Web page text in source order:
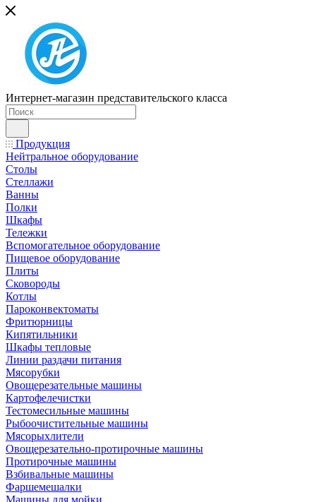
Интернет-магазин представительского класса
Продукция
Нейтральное оборудование
Столы
Стеллажи
Ванны
Полки
Шкафы
Тележки
Вспомогательное оборудование
Пищевое оборудование
Плиты
Сковороды
Котлы
Пароконвектоматы
Фритюрницы
Кипятильники
Шкафы тепловые
Линии раздачи питания
Мясорубки
Овощерезательные машины
Картофелечистки
Тестомесильные машины
Рыбоочистительные машины
Мясорыхлители
Овощерезательно-протирочные машины
Протирочные машины
Взбивальные машины
Фаршемешалки
Машины для мойки